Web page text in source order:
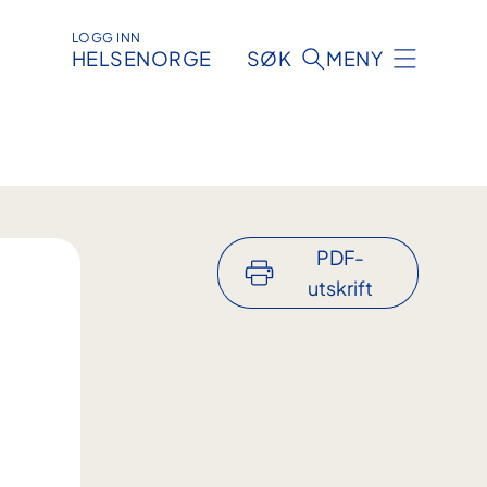
LOGG INN
HELSENORGE SØK MENY
PDF-
utskrift